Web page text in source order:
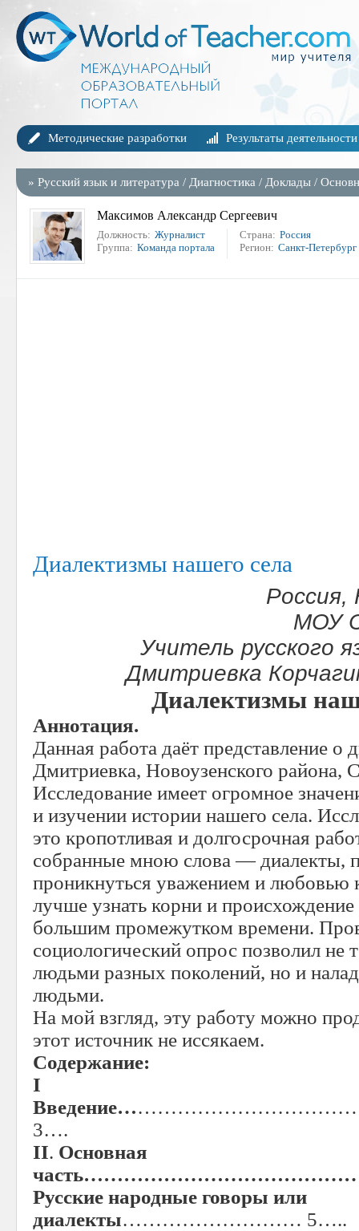
Методические разработки Результаты деятельности
» Русский язык и литература / Диагностика / Доклады /
Максимов Александр Сергеевич
Должность: Журналист
Группа: Команда портала
Страна: Россия
Регион: Санкт-Петербург
Диалектизмы нашего села
Россия,
МОУ
Учитель русского
Дмитриевка
Диалектизмы
Аннотация.
Данная работа даёт представление о
Дмитриевка, Новоузенского района,
Исследование имеет огромное
и изучении истории нашего села.
это кропотливая и долгосрочная
собранные мною слова — диалекты,
проникнуться уважением и любовью
лучше узнать корни и
большим промежутком времени.
социологический опрос позволил не
людьми разных поколений, но и
людьми.
На мой взгляд, эту работу можно
этот источник не иссякаем.
Содержание:
I
Введение…
3….
II. Основная
Русские народные говоры или
диалекты……………………… 5…..